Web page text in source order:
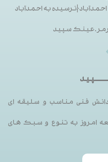
به احمدآباد
سپید
فنی مناسب و سلیقه ای
امروز به تنوع و سبک های